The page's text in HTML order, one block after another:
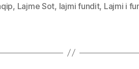
, Lajme Sot, lajmi fundit, Lajmi i